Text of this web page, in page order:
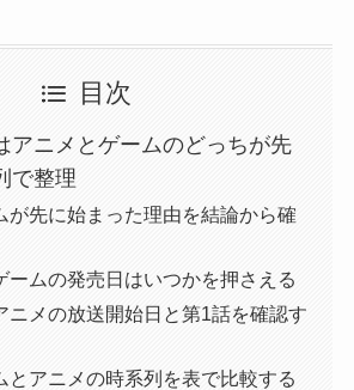
目次
アニメとゲームのどっちが先
で整理
が先に始まった理由を結論から確
ームの発売日はいつかを押さえる
ニメの放送開始日と第1話を確認す
とアニメの時系列を表で比較する